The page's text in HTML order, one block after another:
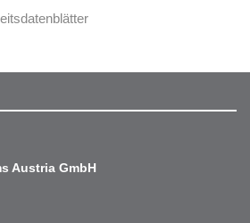
Austria GmbH